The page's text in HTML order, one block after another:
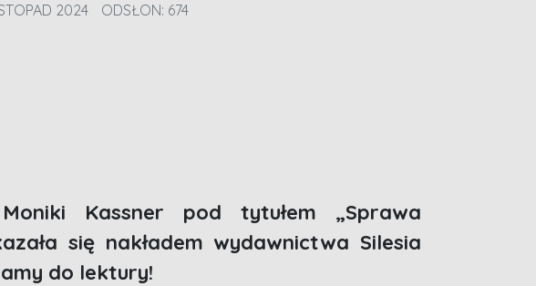
2024 ODSŁON: 674
Kassner pod tytułem „Sprawa
się nakładem wydawnictwa Silesia
do lektury!